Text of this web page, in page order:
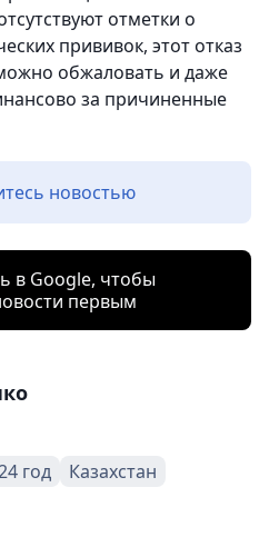
отметки о
прививок, этот отказ
обжаловать и даже
за причиненные
новостью
в Google, чтобы
первым
год Казахстан